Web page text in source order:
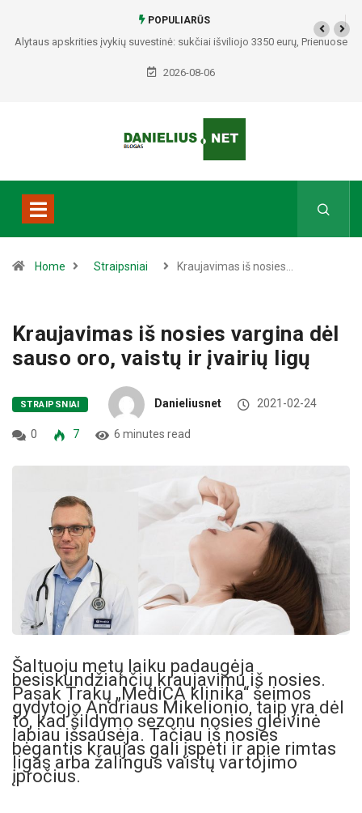
POPULIARŪS
Alytaus apskrities įvykių suvestinė: sukčiai išviliojo 3350 eurų, Prienuose
– policijos gaudynės, Varėnos rajone rasti du mirę žmonės
2026-08-06
Home Straipsniai Kraujavimas iš nosies…
Kraujavimas iš nosies vargina dėl
sauso oro, vaistų ir įvairių ligų
STRAIPSNIAI Danieliusnet 2021-02-24
0 7 6 minutes read
Šaltuoju metų laiku padaugėja
besiskundžiančių kraujavimu iš nosies.
Pasak Trakų „MediCA klinika“ šeimos
gydytojo Andriaus Mikelionio, taip yra dėl
to, kad šildymo sezonu nosies gleivinė
labiau išsausėja. Tačiau iš nosies
bėgantis kraujas gali įspėti ir apie rimtas
ligas arba žalingus vaistų vartojimo
įpročius.